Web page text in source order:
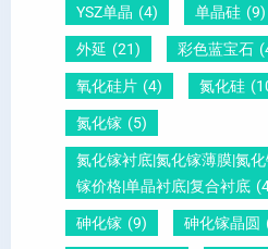
YSZ单晶 (4) 单晶硅 (9)
外延 (21) 彩色蓝宝石
氧化硅片 (4) 氮化硅
氮化镓 (5)
氮化镓衬底|氮化镓薄膜|氮
镓价格|单晶衬底|复合衬底
砷化镓 (9) 砷化镓晶圆